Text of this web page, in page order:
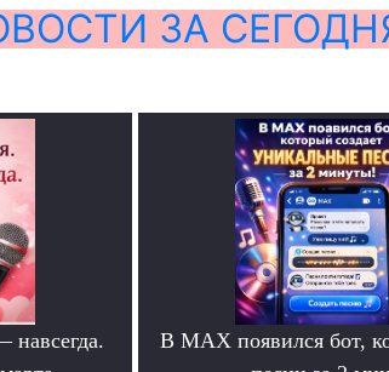
ЗА
навсегда.
В MAX появился бот,